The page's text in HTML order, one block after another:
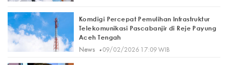
Komdigi Percepat Pemulihan Infrastruktur
Telekomunikasi Pascabanjir di Reje Payung
Aceh Tengah
News· 09/02/2026 17:09 WIB